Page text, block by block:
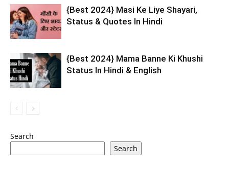
{Best 2024} Masi Ke Liye Shayari,
Status & Quotes In Hindi
{Best 2024} Mama Banne Ki Khushi
Status In Hindi & English
Search
Search